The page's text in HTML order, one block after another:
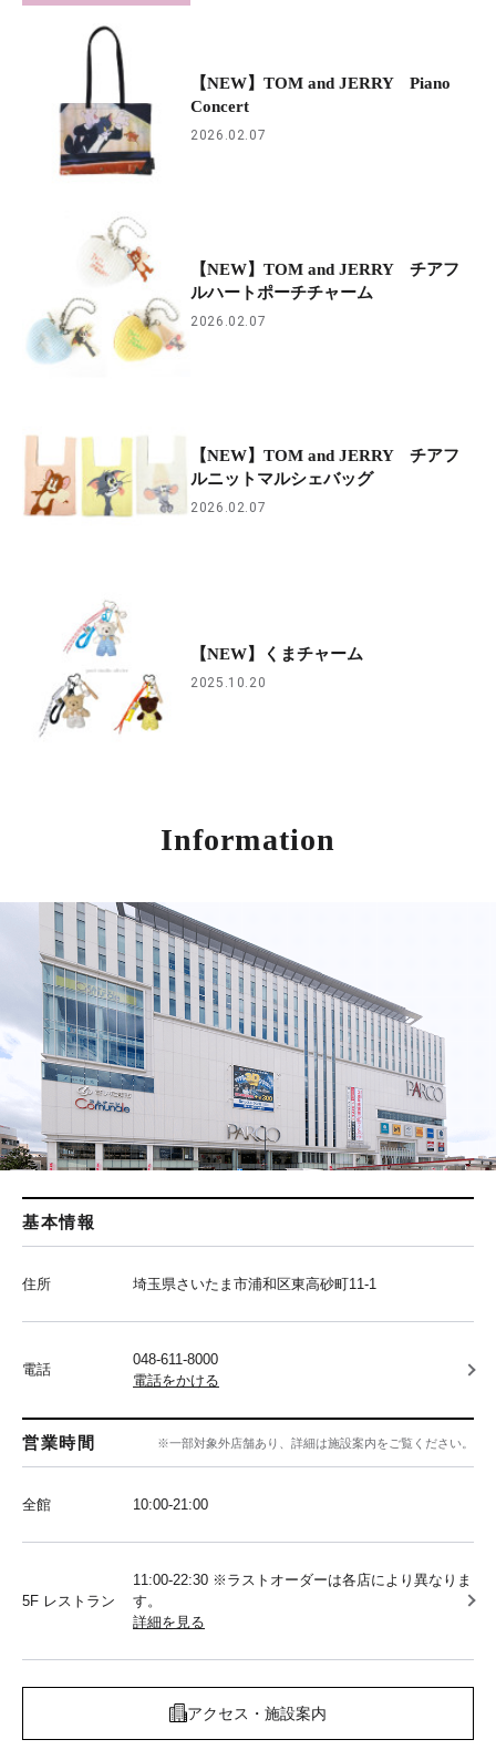
【NEW】TOM and JERRY Piano
Concert
2026.02.07
【NEW】TOM and JERRY チアフ
ルハートポーチチャーム
2026.02.07
【NEW】TOM and JERRY チアフ
ルニットマルシェバッグ
2026.02.07
【NEW】くまチャーム
2025.10.20
Information
基本情報
住所 埼玉県さいたま市浦和区東高砂町11-1
電話
048-611-8000
電話をかける
営業時間 ※一部対象外店舗あり、詳細は施設案内をご覧ください。
全館 10:00‐21:00
5F レストラン
11:00-22:30 ※ラストオーダーは各店により異なりま
す。
詳細を見る
アクセス・施設案内